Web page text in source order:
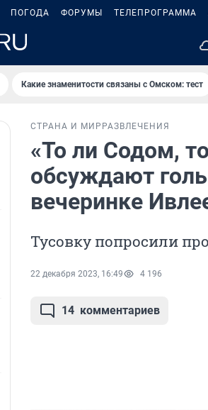
ПОГОДА ФОРУМЫ ТЕЛЕПРОГРАММА
Какие знаменитости связаны с Омском: тест
СТРАНА И МИР РАЗВЛЕЧЕНИЯ
«То ли Содом,
обсуждают
вечеринке
Тусовку попросили
22 декабря 2023, 16:49 4 196
14 комментариев